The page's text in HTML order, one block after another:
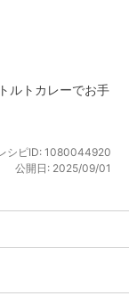
ルトカレーでお手
シピID:1080044920
公開日: 2025/09/01